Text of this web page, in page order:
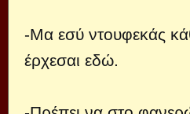
-Μα εσύ ντουφεκάς
έρχεσαι εδώ.